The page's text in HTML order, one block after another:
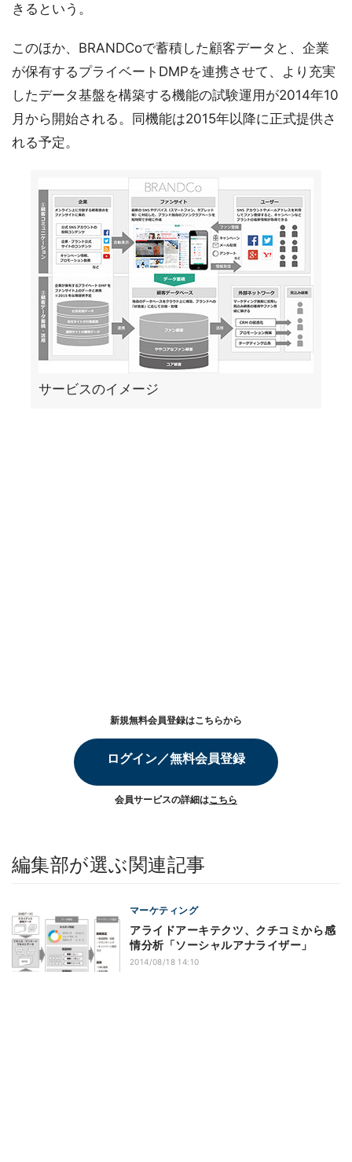
きるという。
このほか、BRANDCoで蓄積した顧客データと、企業
が保有するプライベートDMPを連携させて、より充実
したデータ基盤を構築する機能の試験運用が2014年10
月から開始される。同機能は2015年以降に正式提供さ
れる予定。
サービスのイメージ
新規無料会員登録はこちらから
ログイン／無料会員登録
会員サービスの詳細はこちら
編集部が選ぶ関連記事
マーケティング
アライドアーキテクツ、クチコミから感
情分析「ソーシャルアナライザー」
2014/08/18 14:10